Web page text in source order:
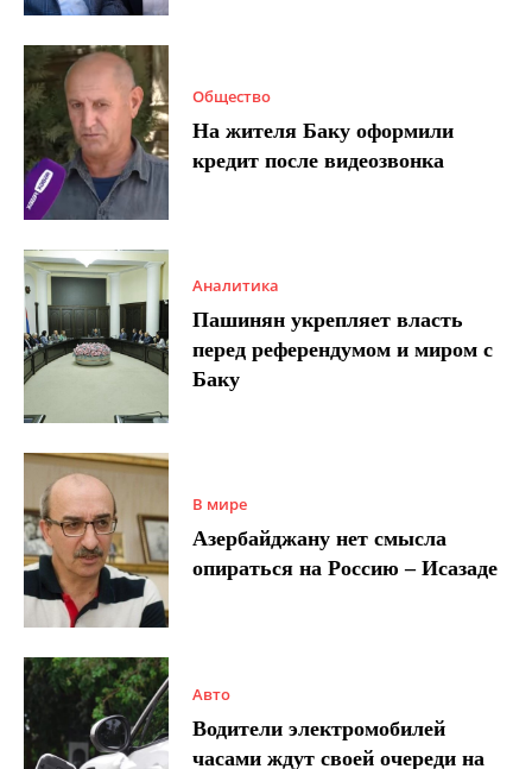
Общество
На жителя Баку оформили
кредит после видеозвонка
Аналитика
Пашинян укрепляет власть
перед референдумом и миром с
Баку
В мире
Азербайджану нет смысла
опираться на Россию – Исазаде
Авто
Водители электромобилей
часами ждут своей очереди на